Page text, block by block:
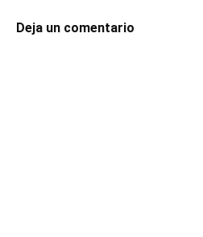
Deja un comentario